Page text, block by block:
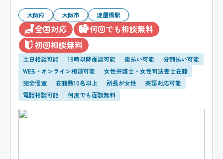
大阪府 大阪市 淀屋橋駅
全国対応
何回でも相談無料
初回相談無料
土日相談可能 19時以降面談可能 後払い可能
分割払い可能
WEB・オンライン相談可能
女性弁護士・女性司法書士在籍
完全個室
在籍数10名以上 所長が女性
英語対応可能
電話相談可能
何度でも面談無料